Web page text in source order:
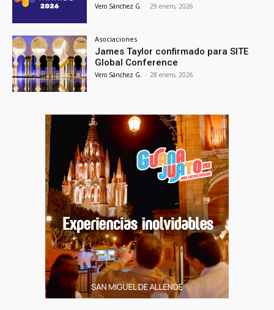
Vero Sánchez G. - 29 enero, 2026
Asociaciones
James Taylor confirmado para SITE
Global Conference
Vero Sánchez G. - 28 enero, 2026